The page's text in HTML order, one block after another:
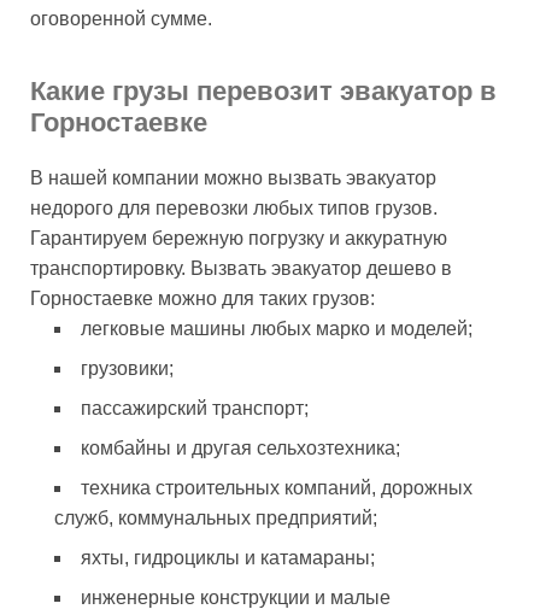
оговоренной сумме.
Какие грузы перевозит эвакуатор в
Горностаевке
В нашей компании можно вызвать эвакуатор
недорого для перевозки любых типов грузов.
Гарантируем бережную погрузку и аккуратную
транспортировку. Вызвать эвакуатор дешево в
Горностаевке можно для таких грузов:
легковые машины любых марко и моделей;
грузовики;
пассажирский транспорт;
комбайны и другая сельхозтехника;
техника строительных компаний, дорожных
служб, коммунальных предприятий;
яхты, гидроциклы и катамараны;
инженерные конструкции и малые